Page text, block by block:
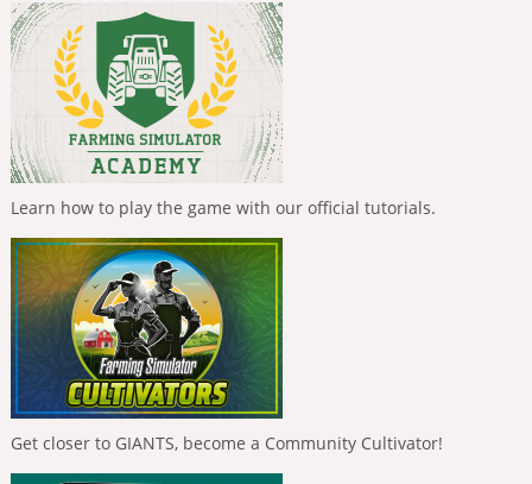
Learn how to play the game with our official tutorials.
Get closer to GIANTS, become a Community Cultivator!